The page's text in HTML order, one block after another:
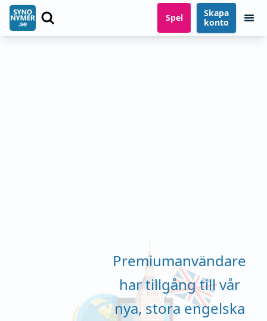
Spel
Skapa
konto
Premiumanvändare
har tillgång till vår
nya, stora engelska